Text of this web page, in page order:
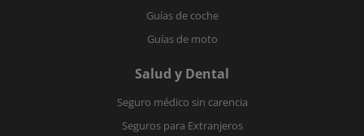
Guías de coche
Guías de moto
Salud y Dental
Seguro médico sin carencia
Seguros para Extranjeros